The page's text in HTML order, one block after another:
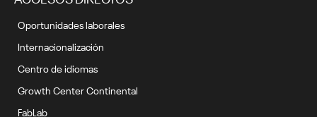
Oportunidades laborales
Internacionalización
Centro de idiomas
Growth Center Continental
FabLab